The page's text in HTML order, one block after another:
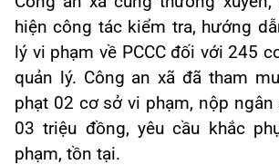
hiện công tác kiểm tra, hướng
lý vi phạm về PCCC đối với 245
quản lý. Công an xã đã tham
phạt 02 cơ sở vi phạm, nộp
03 triệu đồng, yêu cầu khắc
phạm, tồn tại.